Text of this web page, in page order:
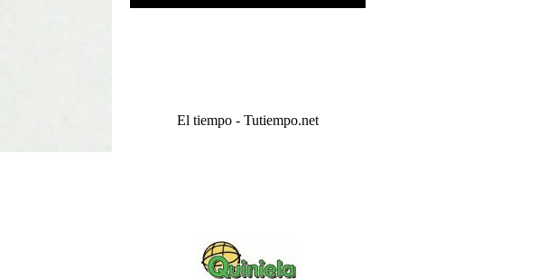
El tiempo - Tutiempo.net